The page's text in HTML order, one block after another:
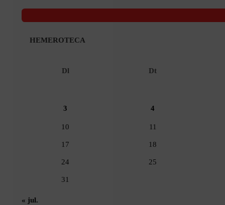
HEMEROTECA
Dl Dt
3 4
10 11
17 18
24 25
31
« jul.